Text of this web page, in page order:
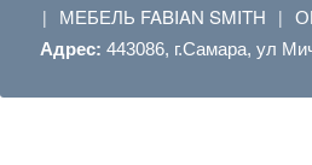
| МЕБЕЛЬ FABIAN SMITH |
Адрес: 443086, г.Самара, ул